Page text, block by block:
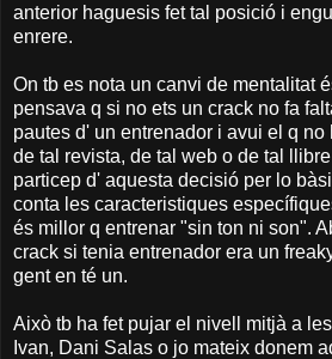
anterior haguesis fet tal posició i
enrere.
On tb es nota un canvi de mentalitat
pensava q si no ets un crack no fa
pautes d' un entrenador i avui el q no
de tal revista, de tal web o de tal
particep d' aquesta decisió per lo
conta les caracteristiques
és millor q entrenar "sin ton ni son".
crack si tenia entrenador era un
gent en té un.
Això tb ha fet pujar el nivell mitjà a
Ivan, Dani Salas o jo mateix donem